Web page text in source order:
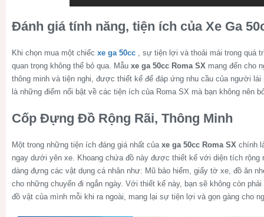
Đánh giá tính năng, tiện ích của Xe Ga
Khi chọn mua một chiếc xe ga 50cc , sự tiện lợi và thoải mái trong quá
quan trọng không thể bỏ qua. Mẫu xe ga 50cc Roma SX mang đến cho
thông minh và tiện nghi, được thiết kế để đáp ứng nhu cầu của người
là những điểm nổi bật về các tiện ích của Roma SX mà bạn không nên
Cốp Đựng Đồ Rộng Rãi, Thông Minh
Một trong những tiện ích đáng giá nhất của xe ga 50cc Roma SX chính
ngay dưới yên xe. Khoang chứa đồ này được thiết kế với diện tích rộng
dàng đựng các vật dụng cá nhân như: Mũ bảo hiểm, giấy tờ xe, đồ ăn
cho những chuyến đi ngắn ngày. Với thiết kế này, bạn sẽ không còn
đồ vật của mình mỗi khi ra ngoài, mang lại sự tiện lợi và gọn gàng cho